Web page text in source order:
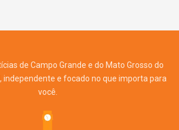
de Campo Grande e do Mato Grosso do
independente e focado no que importa para
você.